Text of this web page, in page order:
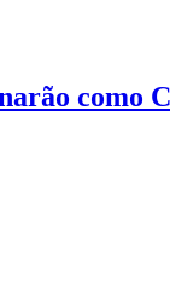
como